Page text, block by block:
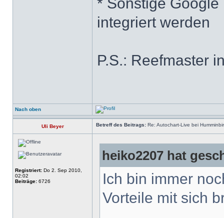
integriert werden
P.S.: Reefmaster
Nach oben
Uli Beyer Betreff des Beitrags: Re: Autochart-Live bei
Registriert: Do 2. Sep 2010,
02:02
Beiträge: 6726
heiko2207 hat
Ich bin immer
Vorteile mit sich